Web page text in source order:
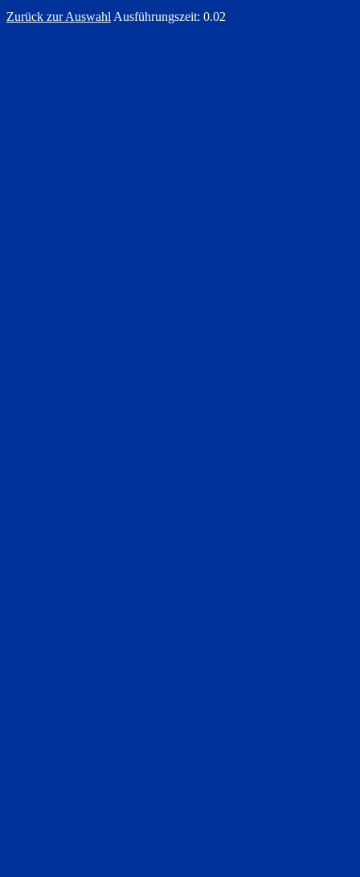
Zurück zur Auswahl Ausführungszeit: 0.02